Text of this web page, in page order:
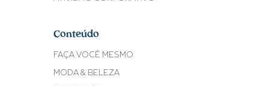
Conteúdo
FAÇA VOCÊ MESMO
MODA & BELEZA